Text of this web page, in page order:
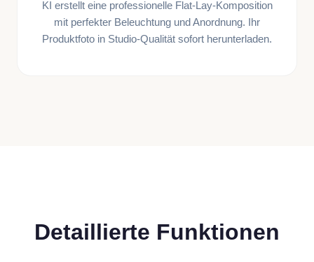
KI erstellt eine professionelle Flat-Lay-Komposition
mit perfekter Beleuchtung und Anordnung. Ihr
Produktfoto in Studio-Qualität sofort herunterladen.
Detaillierte Funktionen